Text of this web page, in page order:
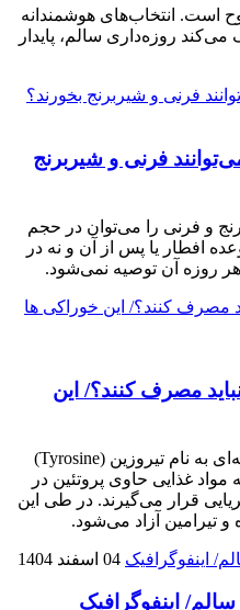
است. انتخاب‌های هوشمندانه
روزه‌داری سالم، پایدار
فرنی و شیربرنج
و فرنی را می‌توان در حجم
افطار یا پس از آن و نه در
آن توصیه نمی‌شود.
مصرف کنند؟/ این
تیرامین در حقیقت فرزند اسید آمینه‌ای به نام تیروزین (Tyrosine)
غذایی حاوی پروتئین در
قرار می‌گیرند. در طی این
و تیرامین آزاد می‌شود.
04 اسفند 1404
اینفوگرافیک